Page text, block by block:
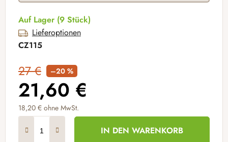
Auf Lager (9 Stück)
Lieferoptionen
CZ115
27 € –20 %
21,60 €
18,20 € ohne MwSt.
IN DEN WARENKORB